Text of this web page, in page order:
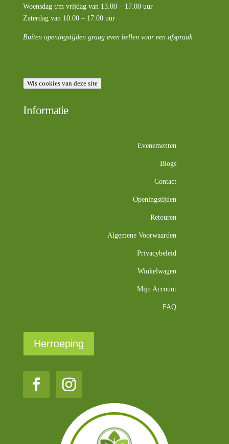
Woensdag t/m vrijdag van 13.00 – 17.00 uur
Zaterdag van 10.00 – 17.00 uur
Buiten openingstijden graag even bellen voor een afspraak.
Wis cookies van deze site
Informatie
Evenementen
Blogs
Contact
Openingstijden
Retouren
Algemene Voorwaarden
Privacybeleid
Winkelwagen
Mijn Account
FAQ
Herroeping